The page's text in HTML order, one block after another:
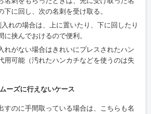
下に回し、次の名刺を受け取る。
れの場合は、上に置いたり、下に回したり
に挟んでおけるので便利。
れがない場合はきれいにプレスされたハン
用可能（汚れたハンカチなどを使うのは失
ーズに行えないケース
すのに手間取っている場合は、こちらも名